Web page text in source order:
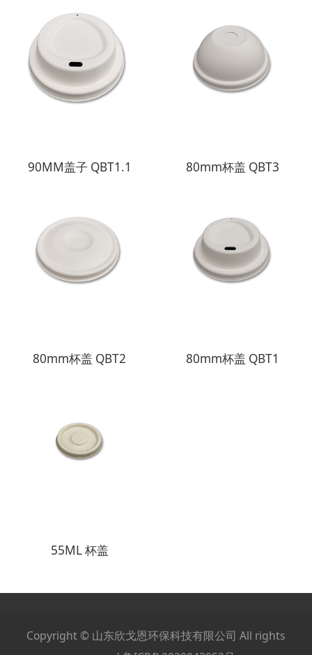
90MM盖子 QBT1.1 80mm杯盖 QBT3
80mm杯盖 QBT2 80mm杯盖 QBT1
55ML 杯盖
Copyright © 山东欣戈恩环保科技有限公司 All rights